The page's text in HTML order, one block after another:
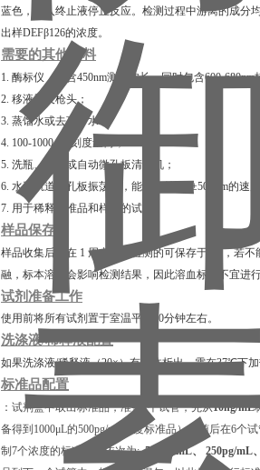
蓝色，加入终止液停止反应。检测过程中游离的成分
出样DEFβ126的浓度。
需要的其他材料
1. 酶标仪，包含450nm测定波长，同时包含600-680nm
2. 移液器及枪头；
3. 蒸馏水或去离子水；
4. 100-1000 mL刻度量筒；
5. 洗瓶、排枪或自动微孔板清洗机；
6. 水平轨道微孔板振荡器，能够保持500±50 rpm的速度
7. 用于稀释标准品和样品的试管。
样品保存
样品收集后若在 1 周内进行检测的可保存于4℃，若
融，标本溶血会影响检测结果，因此溶血标本不宜进行
试剂准备工作
使用前将所有试剂置于室温平衡30分钟左右。
洗涤液/稀释液配置
如果洗涤液/稀释液（20×）有晶体析出，需在37℃下
标准品配置
：试剂盒中取出标准品，准备7个试管，先从10ng/mL
备得到1000μL的500pg/mL浓度标准品），随后在6个
制7个浓度的标准品，依次为: 500pg/mL、 250pg/mL